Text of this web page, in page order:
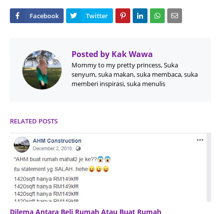
Posted by Kak Wawa
Mommy to my pretty princess, Suka
senyum, suka makan, suka membaca, suka
memberi inspirasi, suka menulis
RELATED POSTS
Dilema Antara Beli Rumah Atau Buat Rumah